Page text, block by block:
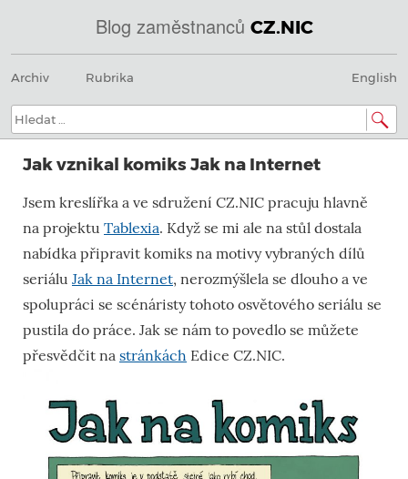
Blog zaměstnanců CZ.NIC
@
IN
SOA
domény.dns.enum.mojeid.internet.
nic.cz.
Menu
na
Archiv Rubrika English
Hledat:
Jak vznikal komiks Jak na Internet
Jsem kreslířka a ve sdružení CZ.NIC pracuju hlavně
na projektu Tablexia. Když se mi ale na stůl dostala
nabídka připravit komiks na motivy vybraných dílů
seriálu Jak na Internet, nerozmýšlela se dlouho a ve
spolupráci se scénáristy tohoto osvětového seriálu se
pustila do práce. Jak se nám to povedlo se můžete
přesvědčit na stránkách Edice CZ.NIC.